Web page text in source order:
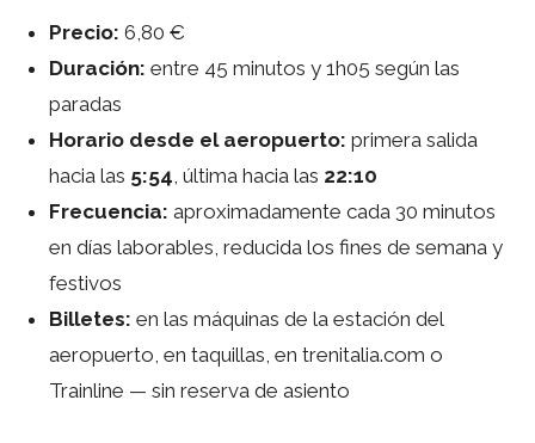
Precio: 6,80 €
Duración: entre 45 minutos y 1h05 según las
paradas
Horario desde el aeropuerto: primera salida
hacia las 5:54, última hacia las 22:10
Frecuencia: aproximadamente cada 30 minutos
en días laborables, reducida los fines de semana y
festivos
Billetes: en las máquinas de la estación del
aeropuerto, en taquillas, en trenitalia.com o
Trainline — sin reserva de asiento